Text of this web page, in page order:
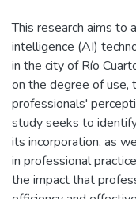
This research aims to
intelligence (AI)
in the city of Río
on the degree of use,
professionals'
study seeks to
its incorporation, as
in professional
the impact that